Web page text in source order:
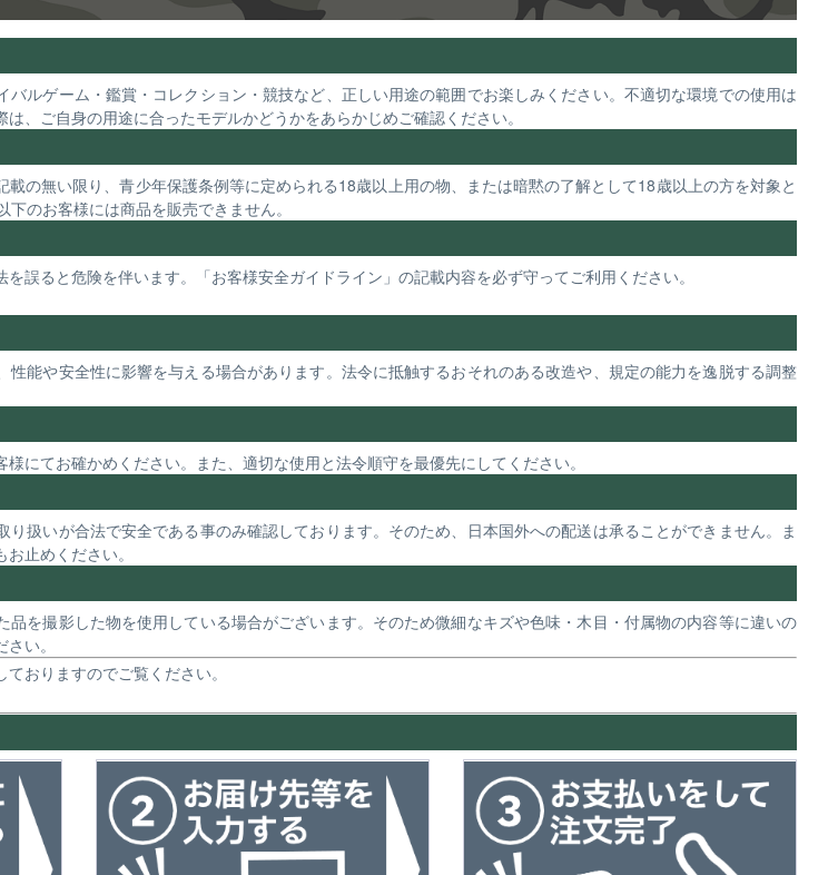
バルゲーム・鑑賞・コレクション・競技など、正しい用途の範囲でお楽しみください。不適切な環境での使用は
、ご自身の用途に合ったモデルかどうかをあらかじめご確認ください。
の無い限り、青少年保護条例等に定められる18歳以上用の物、または暗黙の了解として18歳以上の方を対象と
のお客様には商品を販売できません。
誤ると危険を伴います。「お客様安全ガイドライン」の記載内容を必ず守ってご利用ください。
性能や安全性に影響を与える場合があります。法令に抵触するおそれのある改造や、規定の能力を逸脱する調整
にてお確かめください。また、適切な使用と法令順守を最優先にしてください。
り扱いが合法で安全である事のみ確認しております。そのため、日本国外への配送は承ることができません。ま
止めください。
品を撮影した物を使用している場合がございます。そのため微細なキズや色味・木目・付属物の内容等に違いの
い。
おりますのでご覧ください。